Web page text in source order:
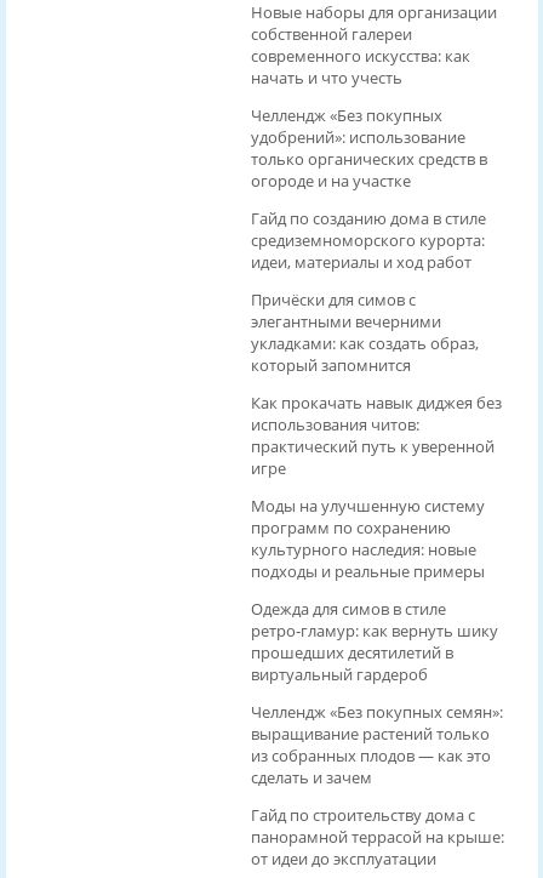
Новые наборы для организации
собственной галереи
современного искусства: как
начать и что учесть
Челлендж «Без покупных
удобрений»: использование
только органических средств в
огороде и на участке
Гайд по созданию дома в стиле
средиземноморского курорта:
идеи, материалы и ход работ
Причёски для симов с
элегантными вечерними
укладками: как создать образ,
который запомнится
Как прокачать навык диджея без
использования читов:
практический путь к уверенной
игре
Моды на улучшенную систему
программ по сохранению
культурного наследия: новые
подходы и реальные примеры
Одежда для симов в стиле
ретро‑гламур: как вернуть шику
прошедших десятилетий в
виртуальный гардероб
Челлендж «Без покупных семян»:
выращивание растений только
из собранных плодов — как это
сделать и зачем
Гайд по строительству дома с
панорамной террасой на крыше:
от идеи до эксплуатации